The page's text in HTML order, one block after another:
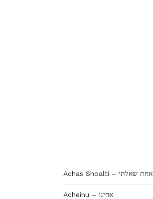
Achas Shoalti – אחת שאלתי
Acheinu – אחינו